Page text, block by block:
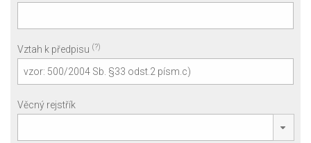
Vztah k předpisu (?)
Věcný rejstřík